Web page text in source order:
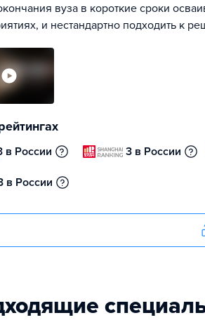
вуза в короткие сроки
и нестандартно подходить к
в России 3 в России
в России